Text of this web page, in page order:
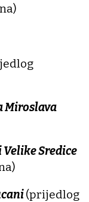
Miroslava
Sredice
(prijedlog